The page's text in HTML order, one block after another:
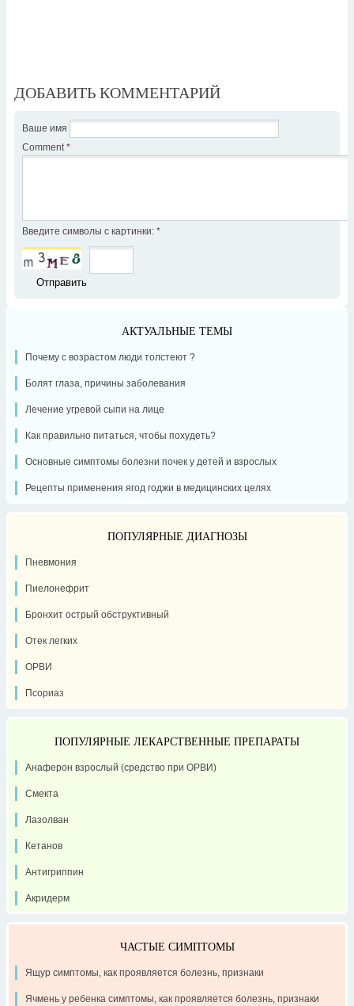
ДОБАВИТЬ КОММЕНТАРИЙ
Ваше имя
Comment *
Введите символы с картинки: *
АКТУАЛЬНЫЕ ТЕМЫ
Почему с возрастом люди толстеют ?
Болят глаза, причины заболевания
Лечение угревой сыпи на лице
Как правильно питаться, чтобы похудеть?
Основные симптомы болезни почек у детей и взрослых
Рецепты применения ягод годжи в медицинских целях
ПОПУЛЯРНЫЕ ДИАГНОЗЫ
Пневмония
Пиелонефрит
Бронхит острый обструктивный
Отек легких
ОРВИ
Псориаз
ПОПУЛЯРНЫЕ ЛЕКАРСТВЕННЫЕ ПРЕПАРАТЫ
Анаферон взрослый (средство при ОРВИ)
Смекта
Лазолван
Кетанов
Антигриппин
Акридерм
ЧАСТЫЕ СИМПТОМЫ
Ящур симптомы, как проявляется болезнь, признаки
Ячмень у ребенка симптомы, как проявляется болезнь, признаки